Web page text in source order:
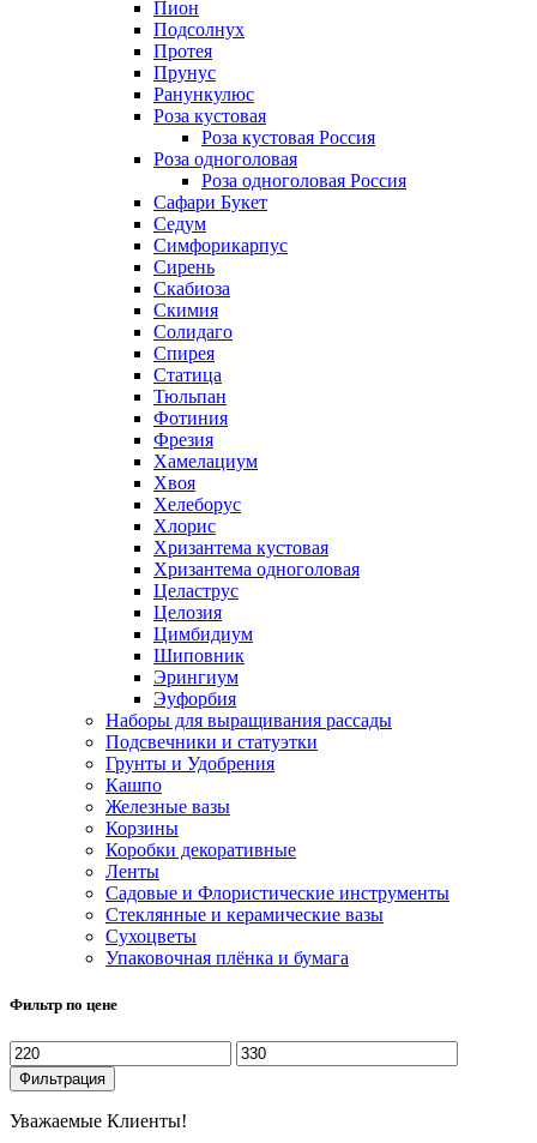
Пион
Подсолнух
Протея
Прунус
Ранункулюс
Роза кустовая
Роза кустовая Россия
Роза одноголовая
Роза одноголовая Россия
Сафари Букет
Седум
Симфорикарпус
Сирень
Скабиоза
Скимия
Солидаго
Спирея
Статица
Тюльпан
Фотиния
Фрезия
Хамелациум
Хвоя
Хелеборус
Хлорис
Хризантема кустовая
Хризантема одноголовая
Целаструс
Целозия
Цимбидиум
Шиповник
Эрингиум
Эуфорбия
Наборы для выращивания рассады
Подсвечники и статуэтки
Грунты и Удобрения
Кашпо
Железные вазы
Корзины
Коробки декоративные
Ленты
Садовые и Флористические инструменты
Стеклянные и керамические вазы
Сухоцветы
Упаковочная плёнка и бумага
Фильтр по цене
Минимальная
цена
Максимальная
цена
Фильтрация
Уважаемые Клиенты!